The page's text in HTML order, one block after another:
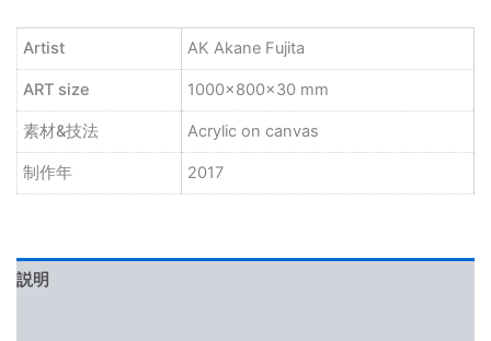
Artist AK Akane Fujita
ART size 1000×800×30 mm
素材&技法 Acrylic on canvas
制作年 2017
説明